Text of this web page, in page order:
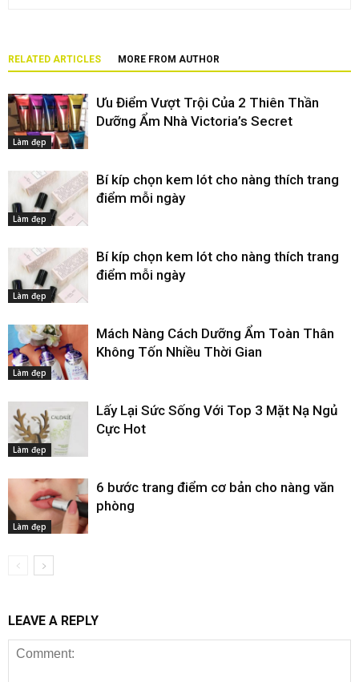
RELATED ARTICLES MORE FROM AUTHOR
Làm đẹp
Ưu Điểm Vượt Trội Của 2 Thiên Thần
Dưỡng Ẩm Nhà Victoria’s Secret
Làm đẹp
Bí kíp chọn kem lót cho nàng thích trang
điểm mỗi ngày
Làm đẹp
Bí kíp chọn kem lót cho nàng thích trang
điểm mỗi ngày
Làm đẹp
Mách Nàng Cách Dưỡng Ẩm Toàn Thân
Không Tốn Nhiều Thời Gian
Làm đẹp
Lấy Lại Sức Sống Với Top 3 Mặt Nạ Ngủ
Cực Hot
Làm đẹp
6 bước trang điểm cơ bản cho nàng văn
phòng
LEAVE A REPLY